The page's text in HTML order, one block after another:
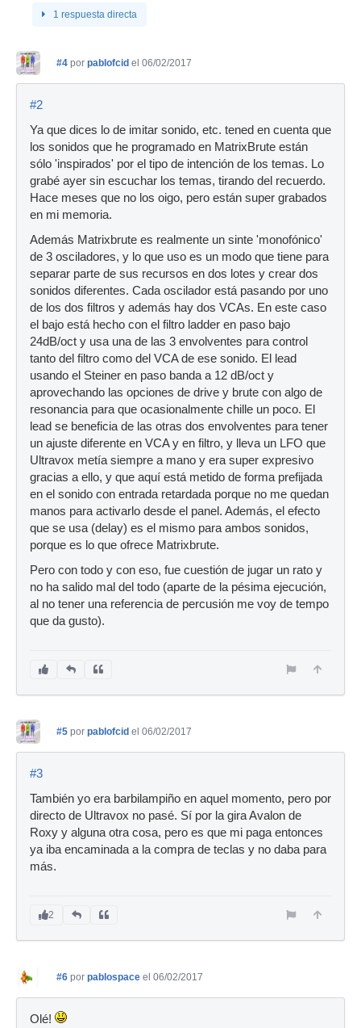
1 respuesta directa
#4 por pablofcid el 06/02/2017
#2
Ya que dices lo de imitar sonido, etc. tened en cuenta que
los sonidos que he programado en MatrixBrute están
sólo 'inspirados' por el tipo de intención de los temas. Lo
grabé ayer sin escuchar los temas, tirando del recuerdo.
Hace meses que no los oigo, pero están super grabados
en mi memoria.
Además Matrixbrute es realmente un sinte 'monofónico'
de 3 osciladores, y lo que uso es un modo que tiene para
separar parte de sus recursos en dos lotes y crear dos
sonidos diferentes. Cada oscilador está pasando por uno
de los dos filtros y además hay dos VCAs. En este caso
el bajo está hecho con el filtro ladder en paso bajo
24dB/oct y usa una de las 3 envolventes para control
tanto del filtro como del VCA de ese sonido. El lead
usando el Steiner en paso banda a 12 dB/oct y
aprovechando las opciones de drive y brute con algo de
resonancia para que ocasionalmente chille un poco. El
lead se beneficia de las otras dos envolventes para tener
un ajuste diferente en VCA y en filtro, y lleva un LFO que
Ultravox metía siempre a mano y era super expresivo
gracias a ello, y que aquí está metido de forma prefijada
en el sonido con entrada retardada porque no me quedan
manos para activarlo desde el panel. Además, el efecto
que se usa (delay) es el mismo para ambos sonidos,
porque es lo que ofrece Matrixbrute.
Pero con todo y con eso, fue cuestión de jugar un rato y
no ha salido mal del todo (aparte de la pésima ejecución,
al no tener una referencia de percusión me voy de tempo
que da gusto).
#5 por pablofcid el 06/02/2017
#3
También yo era barbilampiño en aquel momento, pero por
directo de Ultravox no pasé. Sí por la gira Avalon de
Roxy y alguna otra cosa, pero es que mi paga entonces
ya iba encaminada a la compra de teclas y no daba para
más.
2
#6 por pablospace el 06/02/2017
Olé!